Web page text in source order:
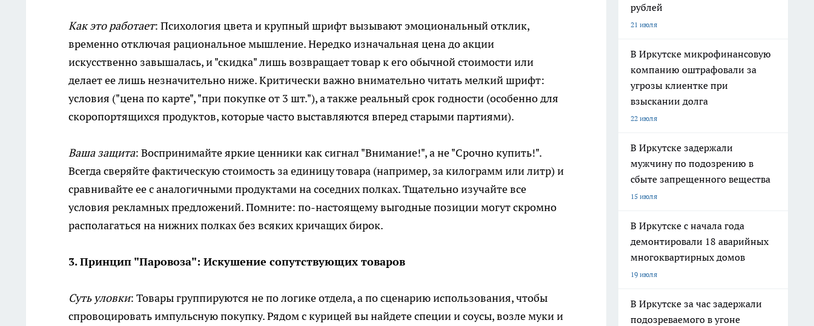
Как это работает: Психология цвета и крупный шрифт вызывают эмоциональный отклик,
временно отключая рациональное мышление. Нередко изначальная цена до акции
искусственно завышалась, и "скидка" лишь возвращает товар к его обычной стоимости или
делает ее лишь незначительно ниже. Критически важно внимательно читать мелкий шрифт:
условия ("цена по карте", "при покупке от 3 шт."), а также реальный срок годности (особенно для
скоропортящихся продуктов, которые часто выставляются вперед старыми партиями).
Ваша защита: Воспринимайте яркие ценники как сигнал "Внимание!", а не "Срочно купить!".
Всегда сверяйте фактическую стоимость за единицу товара (например, за килограмм или литр) и
сравнивайте ее с аналогичными продуктами на соседних полках. Тщательно изучайте все
условия рекламных предложений. Помните: по-настоящему выгодные позиции могут скромно
располагаться на нижних полках без всяких кричащих бирок.
3. Принцип "Паровоза": Искушение сопутствующих товаров
Суть уловки: Товары группируются не по логике отдела, а по сценарию использования, чтобы
спровоцировать импульсную покупку. Рядом с курицей вы найдете специи и соусы, возле муки и
рублей
21 июля
В Иркутске микрофинансовую
компанию оштрафовали за
угрозы клиентке при
взыскании долга
22 июля
В Иркутске задержали
мужчину по подозрению в
сбыте запрещенного вещества
15 июля
В Иркутске с начала года
демонтировали 18 аварийных
многоквартирных домов
19 июля
В Иркутске за час задержали
подозреваемого в угоне